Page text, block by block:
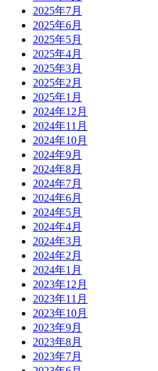
2025年7月
2025年6月
2025年5月
2025年4月
2025年3月
2025年2月
2025年1月
2024年12月
2024年11月
2024年10月
2024年9月
2024年8月
2024年7月
2024年6月
2024年5月
2024年4月
2024年3月
2024年2月
2024年1月
2023年12月
2023年11月
2023年10月
2023年9月
2023年8月
2023年7月